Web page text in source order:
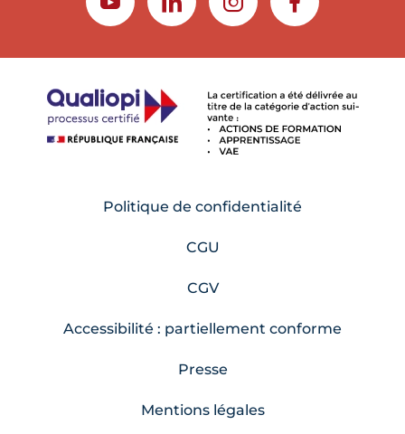
YOUTUBELINKEDININSTAGRAMFACEBOOK
Politique de confidentialité
CGU
CGV
Accessibilité : partiellement conforme
Presse
Mentions légales